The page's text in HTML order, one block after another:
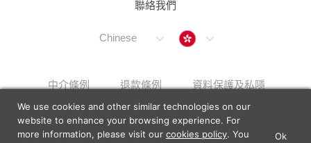
聯絡我們
Chinese Hong Kong
中介條例 退款條例 資料保護及私隱
解決上訴步驟 Sitemap
We use cookies and other similar technologies on our
website to enhance your browsing experience. For
more information, please visit our cookies policy. You
Ok